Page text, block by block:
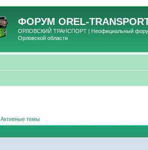
ФОРУМ OREL-
ОРЛОВСКИЙ ТРАНСПОРТ | Неофициальный форум
Орловской области
Активные темы